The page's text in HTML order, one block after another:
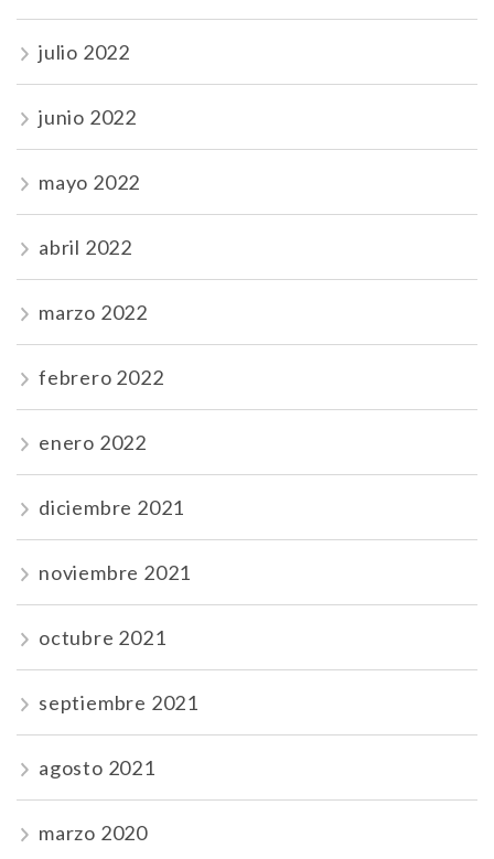
julio 2022
junio 2022
mayo 2022
abril 2022
marzo 2022
febrero 2022
enero 2022
diciembre 2021
noviembre 2021
octubre 2021
septiembre 2021
agosto 2021
marzo 2020